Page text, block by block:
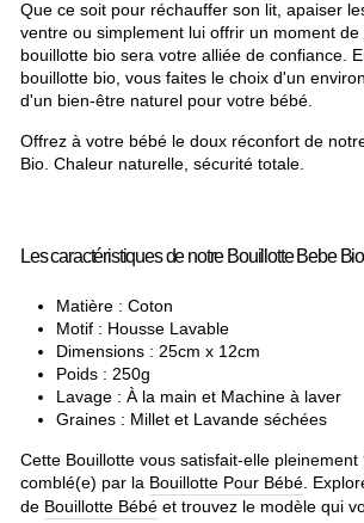
Que ce soit pour réchauffer son lit, apaiser
ventre ou simplement lui offrir un moment
bouillotte bio sera votre alliée de confiance.
bouillotte bio, vous faites le choix d'un
d'un bien-être naturel pour votre bébé.
Offrez à votre bébé le doux réconfort de
Bio. Chaleur naturelle, sécurité totale.
Les caractéristiques de notre Bouillotte Bebe
Matière : Coton
Motif : Housse Lavable
Dimensions : 25cm x 12cm
Poids : 250g
Lavage : À la main et Machine à laver
Graines : Millet et Lavande séchées
Cette Bouillotte vous satisfait-elle pleinement
comblé(e) par la Bouillotte Pour Bébé.
de Bouillotte Bébé et trouvez le modèle qui